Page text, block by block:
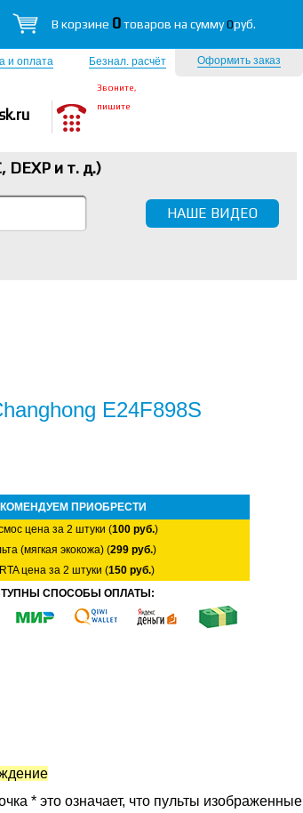
В корзине 0товаров на сумму0руб.
Оформить заказ
и оплата Безнал. расчёт
Звоните,
пишите
DEXP и т. д.)
НАШЕ ВИДЕО
E24F898S
ПРИОБРЕСТИ
цена за 2 штуки (100 руб.)
(мягкая экокожа) (299 руб.)
цена за 2 штуки (150 руб.)
СПОСОБЫ ОПЛАТЫ:
* это означает, что пульты изображенные